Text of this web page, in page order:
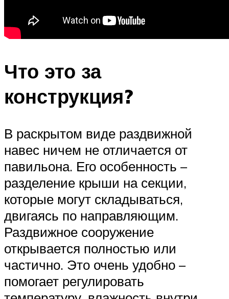
Что это за
конструкция?
В раскрытом виде раздвижной
навес ничем не отличается от
павильона. Его особенность –
разделение крыши на секции,
которые могут складываться,
двигаясь по направляющим.
Раздвижное сооружение
открывается полностью или
частично. Это очень удобно –
помогает регулировать